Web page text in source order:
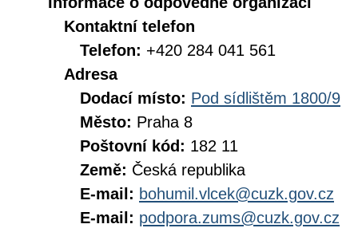
Kontaktní telefon
Telefon: +420 284 041 561
Adresa
Dodací místo: Pod sídlištěm 1800/9
Město: Praha 8
Poštovní kód: 182 11
Země: Česká republika
E-mail: bohumil.vlcek@cuzk.gov.cz
E-mail: podpora.zums@cuzk.gov.cz